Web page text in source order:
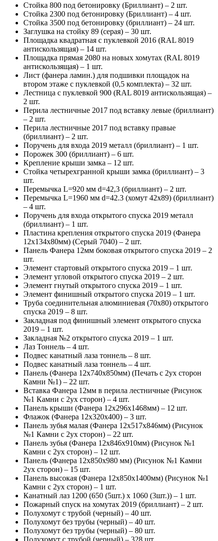
Стойка 800 под бетонировку (Бриллиант) – 2 шт.
Стойка 2300 под бетонировку (Бриллиант) – 4 шт.
Стойка 3500 под бетонировку (бриллиант) – 24 шт.
Заглушка на стойку 89 (серая) – 30 шт.
Площадка квадратная с пуклевкой 2016 (RAL 8019
антискользящая) – 14 шт.
Площадка прямая 2080 на новых хомутах (RAL 8019
антискользящая) – 1 шт.
Лист (фанера ламин.) для подшивки площадок на
втором этаже с пуклевкой (0,5 комплекта) – 32 шт.
Лестница с пуклевкой 900 (RAL 8019 антискользящая) –
2 шт.
Перила лестничные 2017 под вставку левые (бриллиант)
– 2 шт.
Перила лестничные 2017 под вставку правые
(бриллиант) – 2 шт.
Поручень для входа 2019 металл (бриллиант) – 1 шт.
Порожек 300 (бриллиант) – 6 шт.
Крепление крыши замка – 12 шт.
Стойка четырехгранной крыши замка (бриллиант) – 3
шт.
Перемычка L=920 мм d=42,3 (бриллиант) – 2 шт.
Перемычка L=1960 мм d=42.3 (хомут 42х89) (бриллиант)
– 4 шт.
Поручень для входа открытого спуска 2019 металл
(бриллиант) – 1 шт.
Пластина крепления открытого спуска 2019 (Фанера
12х134х80мм) (Серый 7040) – 2 шт.
Панель Фанера 12мм боковая открытого спуска 2019 – 2
шт.
Элемент стартовый открытого спуска 2019 – 1 шт.
Элемент угловой открытого спуска 2019 – 2 шт.
Элемент гнутый открытого спуска 2019 – 1 шт.
Элемент финишный открытого спуска 2019 – 1 шт.
Труба соединительная алюминиевая (70х80) открытого
спуска 2019 – 8 шт.
Закладная под финишный элемент открытого спуска
2019 – 1 шт.
Закладная №2 открытого спуска 2019 – 1 шт.
Лаз Тоннель – 4 шт.
Подвес канатный лаза тоннель – 8 шт.
Подвес канатный лаза тоннель – 4 шт.
Панель (Фанера 12х740х850мм) (Печать с 2ух сторон
Камни №1) – 22 шт.
Вставка Фанера 12мм в перила лестничные (Рисунок
№1 Камни с 2ух сторон) – 4 шт.
Панель крыши (Фанера 12х296х1468мм) – 12 шт.
Флажок (Фанера 12х320х400) – 3 шт.
Панель зубья малая (Фанера 12х517х846мм) (Рисунок
№1 Камни с 2ух сторон) – 22 шт.
Панель зубья (Фанера 12х846х910мм) (Рисунок №1
Камни с 2ух сторон) – 12 шт.
Панель (Фанера 12х850х980 мм) (Рисунок №1 Камни
2ух сторон) – 15 шт.
Панель высокая (Фанера 12х850х1400мм) (Рисунок №1
Камни с 2ух сторон) – 1 шт.
Канатный лаз 1200 (650 (5шт.) х 1060 (3шт.)) – 1 шт.
Пожарный спуск на хомутах 2019 (бриллиант) – 2 шт.
Полухомут с трубой (черный) – 40 шт.
Полухомут без трубы (черный) – 40 шт.
Полухомут без трубы (черный) – 80 шт.
Полухомут с трубой (черный) – 328 шт.